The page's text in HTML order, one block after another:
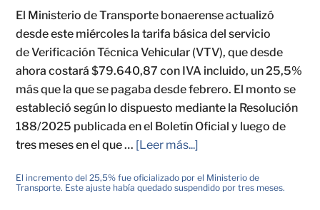
El Ministerio de Transporte bonaerense actualizó
desde este miércoles la tarifa básica del servicio
de Verificación Técnica Vehicular (VTV), que desde
ahora costará $79.640,87 con IVA incluido, un 25,5%
más que la que se pagaba desde febrero. El monto se
estableció según lo dispuesto mediante la Resolución
188/2025 publicada en el Boletín Oficial y luego de
tres meses en el que … [Leer más...]
El incremento del 25,5% fue oficializado por el Ministerio de
Transporte. Este ajuste había quedado suspendido por tres meses.